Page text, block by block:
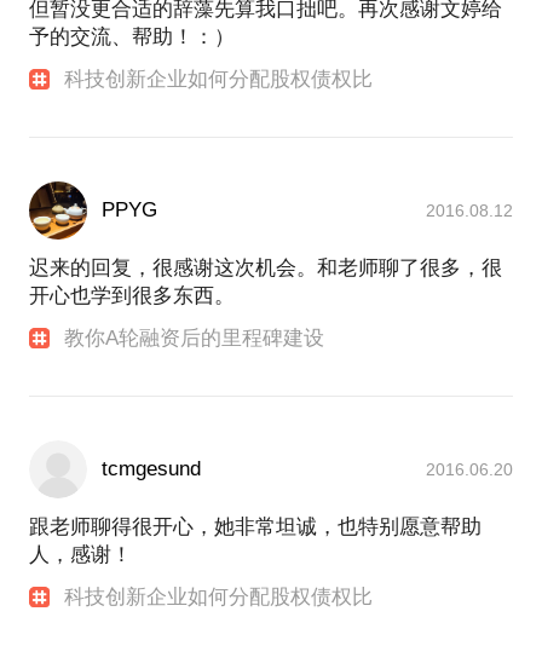
但暂没更合适的辞藻先算我口拙吧。再次感谢文婷给
予的交流、帮助！：）
科技创新企业如何分配股权债权比
PPYG 2016.08.12
迟来的回复，很感谢这次机会。和老师聊了很多，很
开心也学到很多东西。
教你A轮融资后的里程碑建设
tcmgesund 2016.06.20
跟老师聊得很开心，她非常坦诚，也特别愿意帮助
人，感谢！
科技创新企业如何分配股权债权比